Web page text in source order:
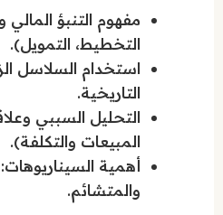
مفهوم التنبؤ المالي
التخطيط، التمويل).
استخدام السلاسل
التاريخية.
التحليل السببي
المبيعات والتكلفة).
أهمية
والمتشائم.